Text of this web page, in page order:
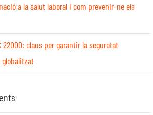
a la salut laboral i com prevenir-ne els
22000: claus per garantir la seguretat